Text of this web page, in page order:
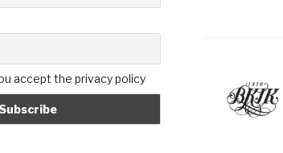
accept the privacy policy